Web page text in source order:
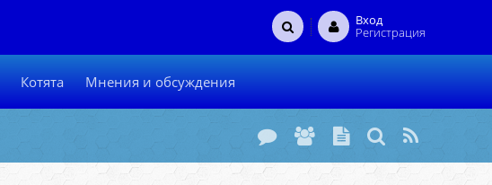
Вход
Регистрация
Котята Мнения и обсуждения